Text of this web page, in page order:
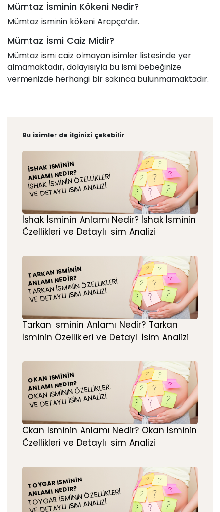
Mümtaz İsminin Kökeni Nedir?
Mümtaz isminin kökeni Arapça’dır.
Mümtaz İsmi Caiz Midir?
Mümtaz ismi caiz olmayan isimler listesinde yer
almamaktadır, dolayısıyla bu ismi bebeğinize
vermenizde herhangi bir sakınca bulunmamaktadır.
Bu isimler de ilginizi çekebilir
İSHAK İSMININ
ANLAMI NEDIR?
İSHAK İSMININ ÖZELLIKLERI
VE DETAYLI İSIM ANALIZI
İshak İsminin Anlamı Nedir? İshak İsminin
Özellikleri ve Detaylı İsim Analizi
TARKAN İSMININ
ANLAMI NEDIR?
TARKAN İSMININ ÖZELLIKLERI
VE DETAYLI İSIM ANALIZI
Tarkan İsminin Anlamı Nedir? Tarkan
İsminin Özellikleri ve Detaylı İsim Analizi
OKAN İSMININ
ANLAMI NEDIR?
OKAN İSMININ ÖZELLIKLERI
VE DETAYLI İSIM ANALIZI
Okan İsminin Anlamı Nedir? Okan İsminin
Özellikleri ve Detaylı İsim Analizi
TOYGAR İSMININ
ANLAMI NEDIR?
TOYGAR İSMININ ÖZELLIKLERI
VE DETAYLI İSIM ANALIZI